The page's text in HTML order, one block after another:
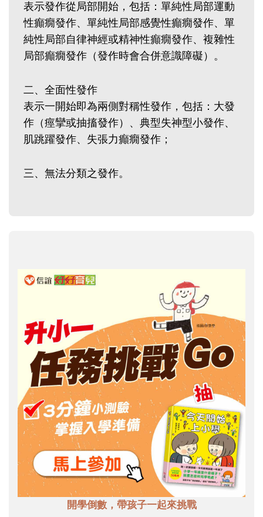
表示發作從局部開始，包括：單純性局部運動
性癲癇發作、單純性局部感覺性癲癇發作、單
純性局部自律神經或精神性癲癇發作、複雜性
局部癲癇發作（發作時會合併意識障礙）。
二、全面性發作
表示一開始即為兩側對稱性發作，包括：大發
作（痙攣或抽搐發作）、典型失神型小發作、
肌跳躍發作、失張力癲癇發作；
三、無法分類之發作。
開學倒數，帶孩子一起來挑戰